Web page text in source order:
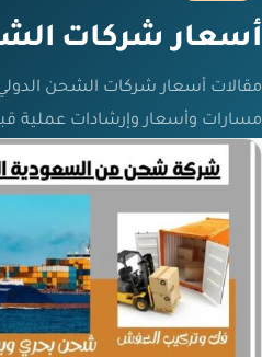
أسعار شركات
مقالات أسعار شركات الشحن
مسارات وأسعار وإرشادات عملية